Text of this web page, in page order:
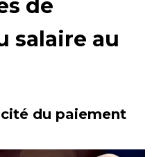
de
salaire au
du paiement